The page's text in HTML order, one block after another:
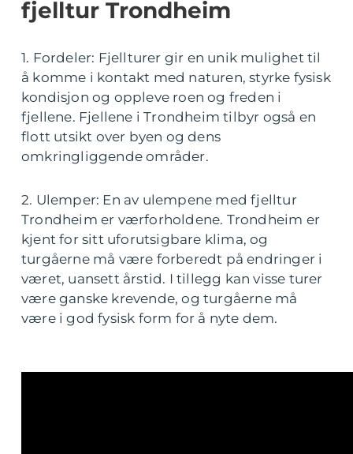
fjelltur Trondheim
1. Fordeler: Fjellturer gir en unik mulighet til
å komme i kontakt med naturen, styrke fysisk
kondisjon og oppleve roen og freden i
fjellene. Fjellene i Trondheim tilbyr også en
flott utsikt over byen og dens
omkringliggende områder.
2. Ulemper: En av ulempene med fjelltur
Trondheim er værforholdene. Trondheim er
kjent for sitt uforutsigbare klima, og
turgåerne må være forberedt på endringer i
været, uansett årstid. I tillegg kan visse turer
være ganske krevende, og turgåerne må
være i god fysisk form for å nyte dem.